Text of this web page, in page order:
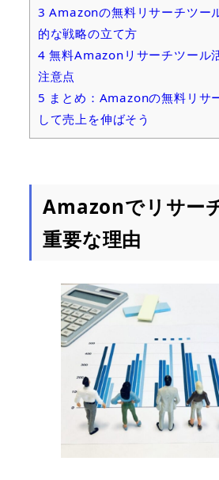
3 Amazonの無料リサーチツー
的な戦略の立て方
4 無料Amazonリサーチツール
注意点
5 まとめ：Amazonの無料リサ
して売上を伸ばそう
Amazonでリサー
重要な理由